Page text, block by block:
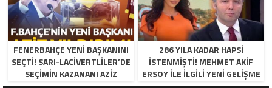
FENERBAHÇE YENI BAŞKANINI
SEÇTI! SARI-LACIVERTLILER’DE
SEÇIMIN KAZANANI AZIZ
286 YILA KADAR HAPSI
ISTENMIŞTI! MEHMET AKIF
ERSOY ILE ILGILI YENI GELIŞME